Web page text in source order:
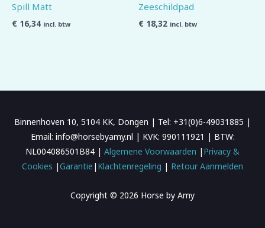
Spill Matt
€ 16,34 incl. btw
Zeeschildpad
€ 18,32 incl. btw
Binnenhoven 10, 5104 KK, Dongen | Tel: +31(0)6-49031885 |
Email: info@horsebyamy.nl | KVK: 990111921 | BTW:
NL004086501B84 | Algemene Voorwaarden | Privacy &
Cookies |Garantie | Klachtenregeling | Retour Aanmelden
Copyright © 2026 Horse by Amy